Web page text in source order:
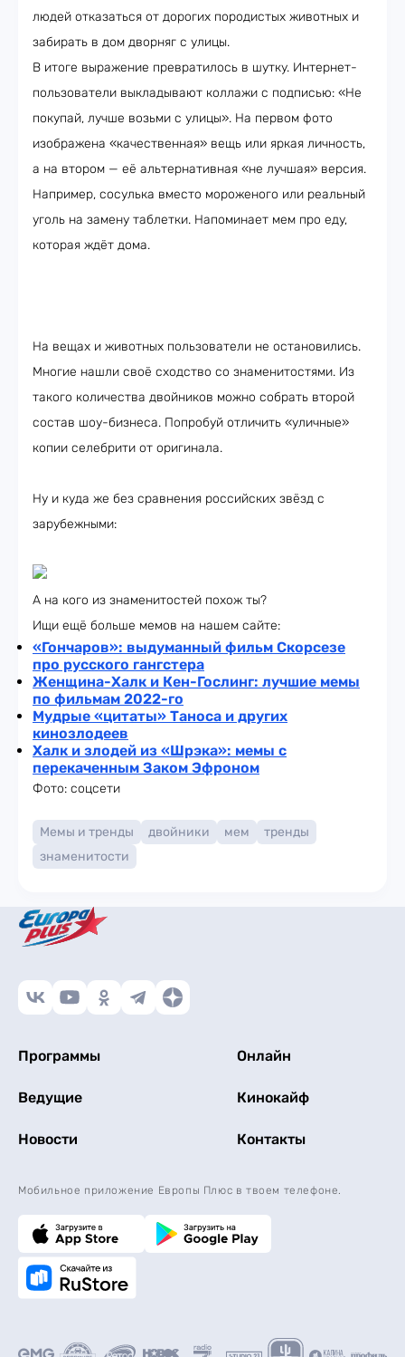
людей отказаться от дорогих породистых животных и
забирать в дом дворняг с улицы.
В итоге выражение превратилось в шутку. Интернет-
пользователи выкладывают коллажи с подписью: «Не
покупай, лучше возьми с улицы». На первом фото
изображена «качественная» вещь или яркая личность,
а на втором — её альтернативная «не лучшая» версия.
Например, сосулька вместо мороженого или реальный
уголь на замену таблетки. Напоминает мем про еду,
которая ждёт дома.
На вещах и животных пользователи не остановились.
Многие нашли своё сходство со знаменитостями. Из
такого количества двойников можно собрать второй
состав шоу-бизнеса. Попробуй отличить «уличные»
копии селебрити от оригинала.
Ну и куда же без сравнения российских звёзд с
зарубежными:
А на кого из знаменитостей похож ты?
Ищи ещё больше мемов на нашем сайте:
«Гончаров»: выдуманный фильм Скорсезе
про русского гангстера
Женщина-Халк и Кен-Гослинг: лучшие мемы
по фильмам 2022-го
Мудрые «цитаты» Таноса и других
кинозлодеев
Халк и злодей из «Шрэка»: мемы с
перекаченным Заком Эфроном
Фото: соцсети
Мемы и тренды двойники мем
тренды
знаменитости
Программы Онлайн
Ведущие Кинокайф
Новости Контакты
Мобильное приложение Европы Плюс в твоем телефоне.